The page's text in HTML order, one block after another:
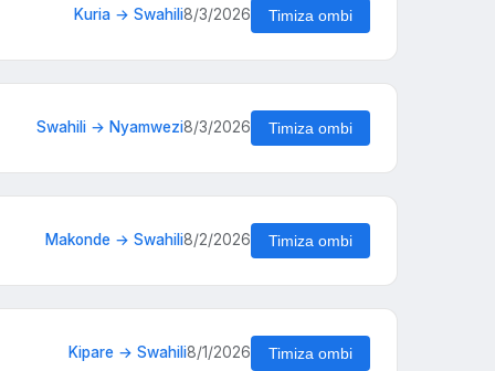
Kuria → Swahili8/3/2026 Timiza ombi
Swahili → Nyamwezi8/3/2026 Timiza ombi
Makonde → Swahili8/2/2026 Timiza ombi
Kipare → Swahili8/1/2026 Timiza ombi